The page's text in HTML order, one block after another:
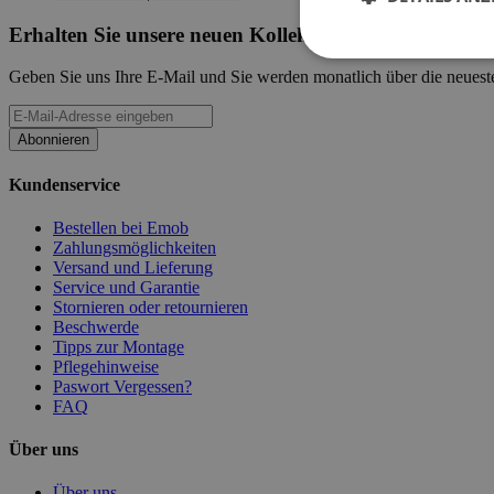
Erhalten Sie unsere neuen Kollektionen und
Geben Sie uns Ihre E-Mail und Sie werden monatlich über die
Abonnieren
Kundenservice
Bestellen bei Emob
Zahlungsmöglichkeiten
Versand und Lieferung
Service und Garantie
Stornieren oder retournieren
Beschwerde
Tipps zur Montage
Pflegehinweise
Paswort Vergessen?
FAQ
Über uns